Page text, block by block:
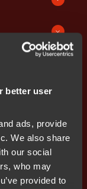
better user
ads, provide
We also share
our social
who may
provided to